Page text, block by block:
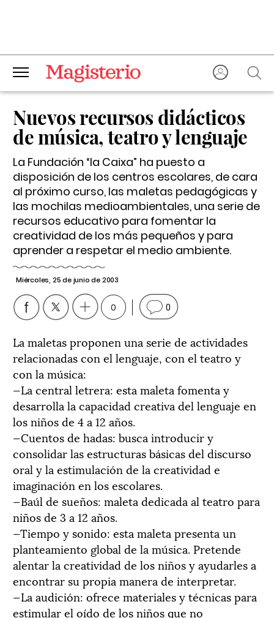
Nuevos recursos didácticos
de música, teatro y lenguaje
La Fundación “la Caixa” ha puesto a
disposición de los centros escolares, de cara
al próximo curso, las maletas pedagógicas y
las mochilas medioambientales, una serie de
recursos educativo para fomentar la
creatividad de los más pequeños y para
aprender a respetar el medio ambiente.
Miércoles, 25 de junio de 2003
0 0
La maletas proponen una serie de actividades
relacionadas con el lenguaje, con el teatro y
con la música:
—La central letrera: esta maleta fomenta y
desarrolla la capacidad creativa del lenguaje en
los niños de 4 a 12 años.
—Cuentos de hadas: busca introducir y
consolidar las estructuras básicas del discurso
oral y la estimulación de la creatividad e
imaginación en los escolares.
—Baúl de sueños: maleta dedicada al teatro para
niños de 3 a 12 años.
—Tiempo y sonido: esta maleta presenta un
planteamiento global de la música. Pretende
alentar la creatividad de los niños y ayudarles a
encontrar su propia manera de interpretar.
—La audición: ofrece materiales y técnicas para
estimular el oído de los niños que no